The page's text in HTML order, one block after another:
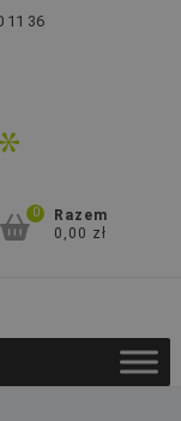
11 36
0
Razem
0,00 zł